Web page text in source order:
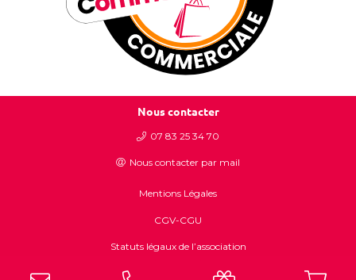
Nous contacter
07 83 25 34 70
Nous contacter par mail
Mentions Légales
CGV-CGU
Statuts légaux de l’association
Tous droits réservés Centre commerces bourg – 2023 – Un site internet